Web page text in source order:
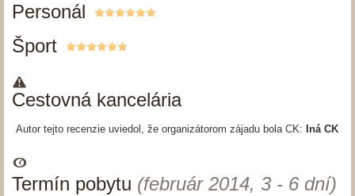
Personál
Šport
Cestovná kancelária
Autor tejto recenzie uviedol, že organizátorom zájadu bola CK: Iná CK
Termín pobytu (február 2014, 3 - 6 dní)